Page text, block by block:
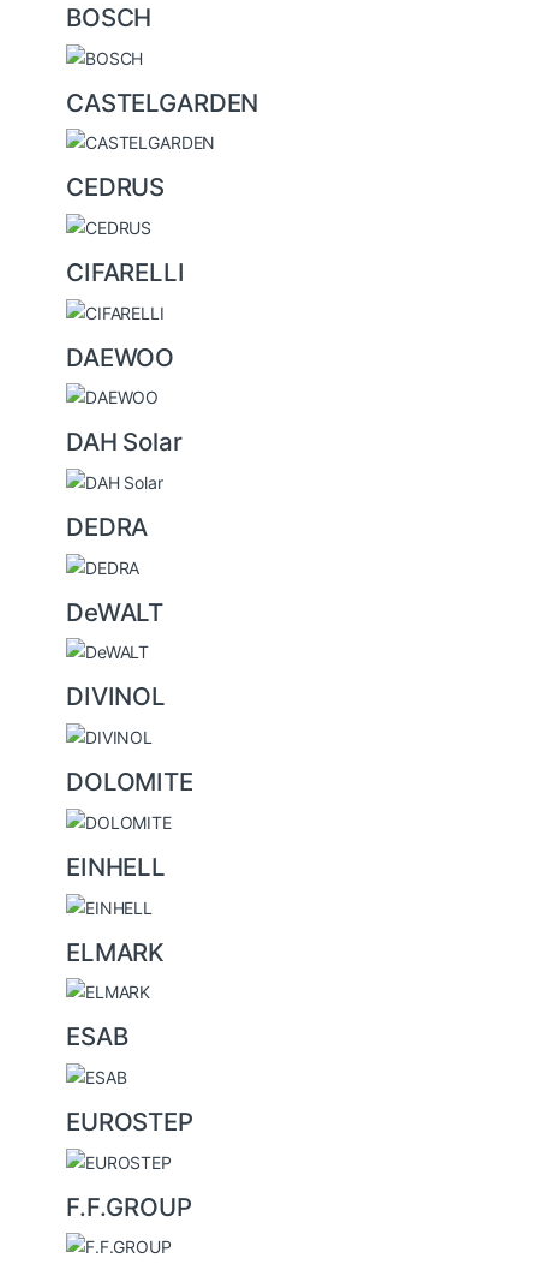
BOSCH
CASTELGARDEN
CEDRUS
CIFARELLI
DAEWOO
DAH Solar
DEDRA
DeWALT
DIVINOL
DOLOMITE
EINHELL
ELMARK
ESAB
EUROSTEP
F.F.GROUP